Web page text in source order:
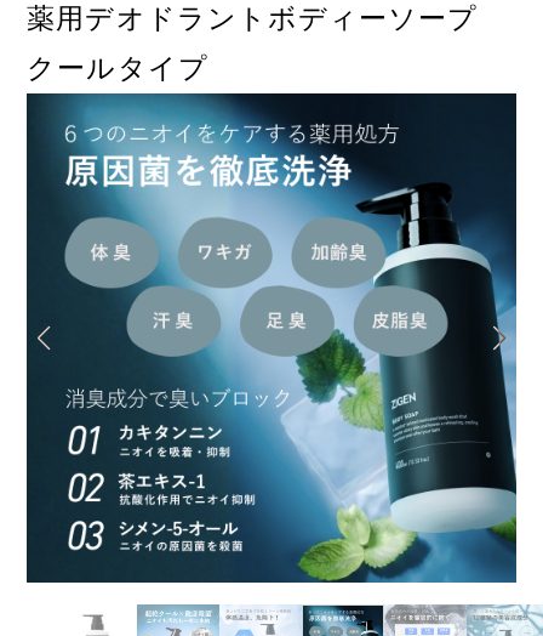
薬用デオドラントボディーソープ
クールタイプ